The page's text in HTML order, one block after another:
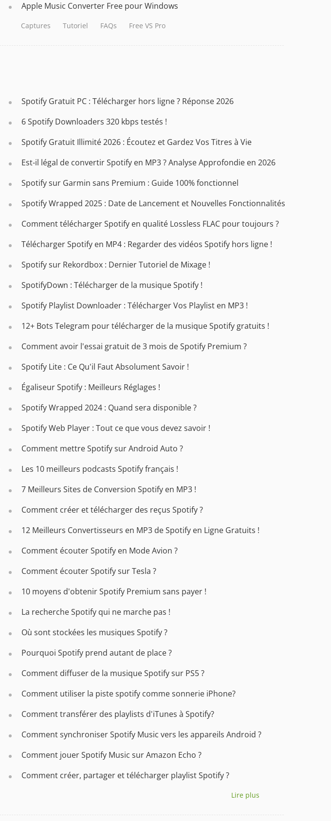
Apple Music Converter Free pour Windows
Captures Tutoriel FAQs Free VS Pro
Spotify Gratuit PC : Télécharger hors ligne ? Réponse 2026
6 Spotify Downloaders 320 kbps testés !
Spotify Gratuit Illimité 2026 : Écoutez et Gardez Vos Titres à Vie
Est-il légal de convertir Spotify en MP3 ? Analyse Approfondie en 2026
Spotify sur Garmin sans Premium : Guide 100% fonctionnel
Spotify Wrapped 2025 : Date de Lancement et Nouvelles Fonctionnalités
Comment télécharger Spotify en qualité Lossless FLAC pour toujours ?
Télécharger Spotify en MP4 : Regarder des vidéos Spotify hors ligne !
Spotify sur Rekordbox : Dernier Tutoriel de Mixage !
SpotifyDown : Télécharger de la musique Spotify !
Spotify Playlist Downloader : Télécharger Vos Playlist en MP3 !
12+ Bots Telegram pour télécharger de la musique Spotify gratuits !
Comment avoir l'essai gratuit de 3 mois de Spotify Premium ?
Spotify Lite : Ce Qu'il Faut Absolument Savoir !
Égaliseur Spotify : Meilleurs Réglages !
Spotify Wrapped 2024 : Quand sera disponible ?
Spotify Web Player : Tout ce que vous devez savoir !
Comment mettre Spotify sur Android Auto ?
Les 10 meilleurs podcasts Spotify français !
7 Meilleurs Sites de Conversion Spotify en MP3 !
Comment créer et télécharger des reçus Spotify ?
12 Meilleurs Convertisseurs en MP3 de Spotify en Ligne Gratuits !
Comment écouter Spotify en Mode Avion ?
Comment écouter Spotify sur Tesla ?
10 moyens d'obtenir Spotify Premium sans payer !
La recherche Spotify qui ne marche pas !
Où sont stockées les musiques Spotify ?
Pourquoi Spotify prend autant de place ?
Comment diffuser de la musique Spotify sur PS5 ?
Comment utiliser la piste spotify comme sonnerie iPhone?
Comment transférer des playlists d'iTunes à Spotify?
Comment synchroniser Spotify Music vers les appareils Android ?
Comment jouer Spotify Music sur Amazon Echo ?
Comment créer, partager et télécharger playlist Spotify ?
Lire plus